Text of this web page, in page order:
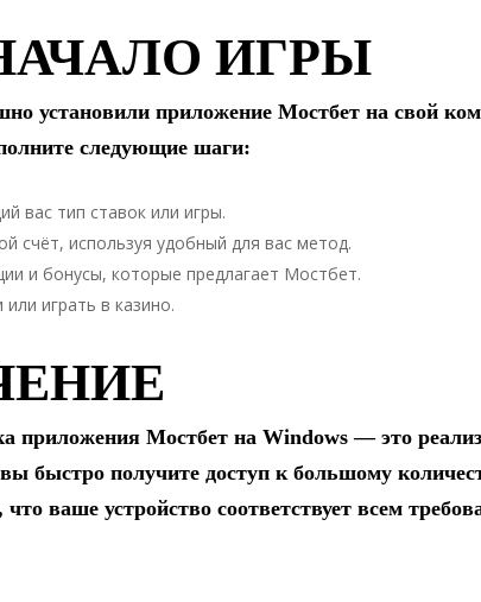
ИГРЫ
установили приложение Мостбет на свой
следующие шаги:
вас тип ставок или игры.
счёт, используя удобный для вас метод.
и бонусы, которые предлагает Мостбет.
играть в казино.
приложения Мостбет на Windows — это
быстро получите доступ к большому
что ваше устройство соответствует всем